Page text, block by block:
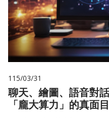
115/03/31
聊天、繪圖、語音對
「龐大算力」的真面目